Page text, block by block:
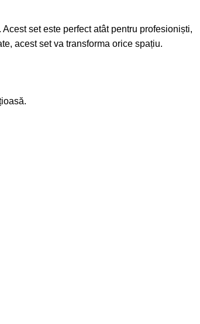
set este perfect atât pentru profesioniști,
acest set va transforma orice spațiu.